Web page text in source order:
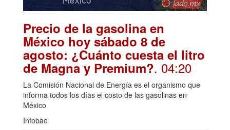
Precio de la gasolina en
México hoy sábado 8 de
agosto: ¿Cuánto cuesta el litro
de Magna y Premium?. 04:20
La Comisión Nacional de Energía es el organismo que
informa todos los días el costo de las gasolinas en
México
Infobae